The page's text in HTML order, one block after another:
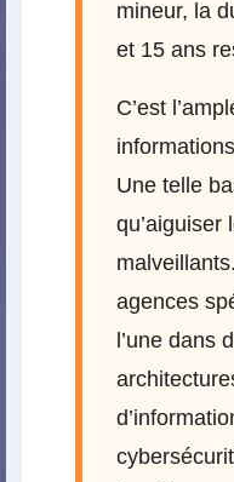
mineur, la
et 15 ans
C’est
Une telle
qu’aiguiser
agences
l’une dans